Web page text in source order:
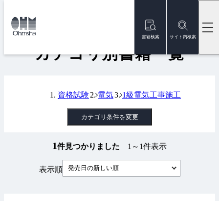
書籍検索 サイト内検索
トップ
カテゴリ別書籍一覧
資格試験 電気 1級電気工事施工
カテゴリ条件を変更
1件見つかりました 1～1件表示
表示順 発売日の新しい順